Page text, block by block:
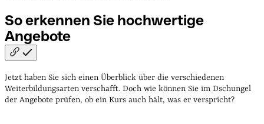
So erkennen Sie hochwertige
Angebote
Jetzt haben Sie sich einen Überblick über die verschiedenen
Weiterbildungsarten verschafft. Doch wie können Sie im Dschungel
der Angebote prüfen, ob ein Kurs auch hält, was er verspricht?